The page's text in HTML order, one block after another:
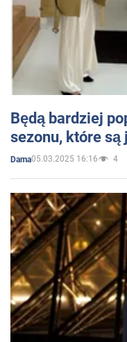
Będą bardziej
sezonu, które
Dama05.03.2025 16:16 4